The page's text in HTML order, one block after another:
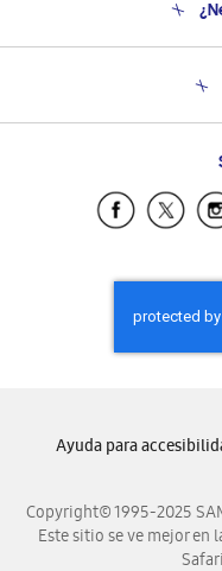
Copyright© 1995-2025
Este sitio se ve mejor en
Ayuda para